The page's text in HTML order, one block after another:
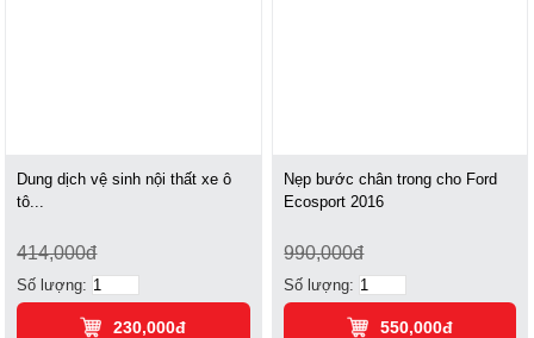
Dung dịch vệ sinh nội thất xe ô
tô...
414,000đ
Số lượng:
230,000đ
Nẹp bước chân trong cho Ford
Ecosport 2016
990,000đ
Số lượng:
550,000đ